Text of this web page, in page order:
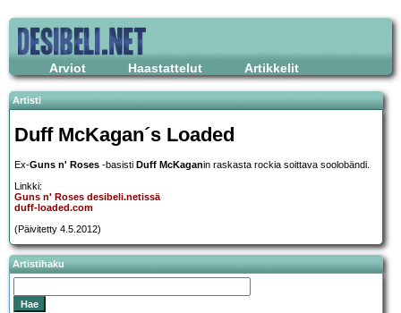
Arviot Haastattelut Artikkelit
Artisti
Duff McKagan´s Loaded
Ex-Guns n' Roses -basisti Duff McKaganin raskasta rockia soittava soolobändi.
Linkki:
Guns n' Roses desibeli.netissä
duff-loaded.com
(Päivitetty 4.5.2012)
Artistihaku